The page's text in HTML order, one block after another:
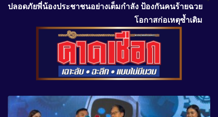
ปลอดภัยพี่น้องประชาชนอย่างเต็มกำลัง ป้องกันคนร้ายฉวย
โอกาสก่อเหตุซ้ำเติม